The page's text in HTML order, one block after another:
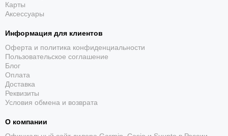
Карты
Аксессуары
Информация для клиентов
Оферта и политика конфиденциальности
Пользовательское соглашение
Блог
Оплата
Доставка
Реквизиты
Условия обмена и возврата
О компании